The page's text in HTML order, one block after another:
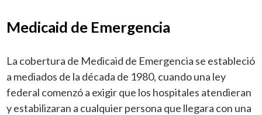
Medicaid de Emergencia
La cobertura de Medicaid de Emergencia se estableció
a mediados de la década de 1980, cuando una ley
federal comenzó a exigir que los hospitales atendieran
y estabilizaran a cualquier persona que llegara con una